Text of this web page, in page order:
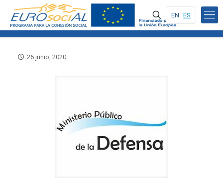
EN ES
26 junio, 2020